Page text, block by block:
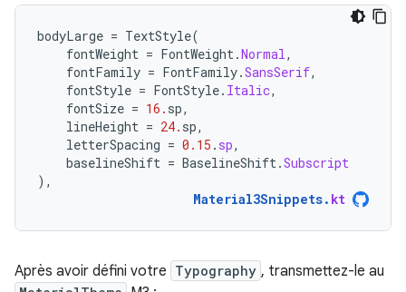
bodyLarge = TextStyle(
fontWeight = FontWeight.Normal,
fontFamily = FontFamily.SansSerif,
fontStyle = FontStyle. Italic,
fontSize = 16. sp,
lineHeight = 24. sp,
letterSpacing = 0.15 . sp,
baselineShift = BaselineShift.Subscript
),
Material3Snippets. kt
Après avoir défini votre Typography , transmettez-le au